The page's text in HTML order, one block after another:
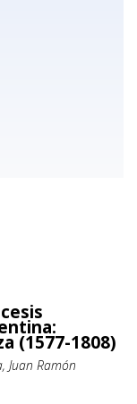
(1577-1808)
Juan Ramón